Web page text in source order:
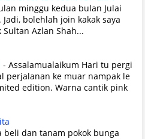
minggu kedua bulan Julai
bolehlah join kakak saya
Azlan Shah...
- Assalamualaikum Hari tu pergi
perjalanan ke muar nampak le
edition. Warna cantik pink
beli dan tanam pokok bunga